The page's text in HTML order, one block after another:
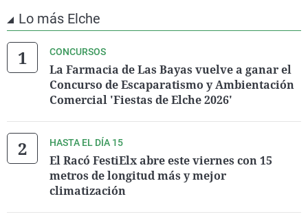
Lo más Elche
CONCURSOS
La Farmacia de Las Bayas vuelve a ganar el
Concurso de Escaparatismo y Ambientación
Comercial 'Fiestas de Elche 2026'
HASTA EL DÍA 15
El Racó FestiElx abre este viernes con 15
metros de longitud más y mejor
climatización